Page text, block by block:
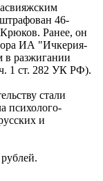
46-
Ранее, он
ИА "Ичкерия-
разжигании
1 ст. 282 УК РФ).
стали
психолого-
и